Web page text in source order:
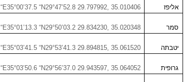
אליפז “E35°00’37.5 “N29°47’52.8 29.797992, 35.010406
סמר “E35°01’13.3 “N29°50’03.2 29.834230, 35.020348
יטבתה “E35°03’41.5 “N29°53’41.3 29.894815, 35.061520
גרופית “E35°03’50.6 “N29°56’37.0 29.943597, 35.064052